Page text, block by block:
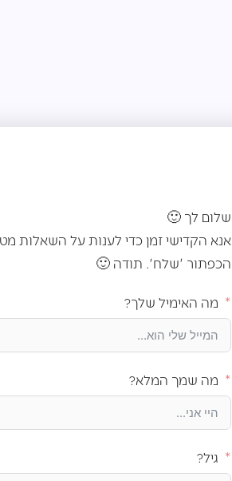
שלום לך 🙂
אנא הקדישי זמן כדי לענות על השאלות
הכפתור 'שלח'. תודה 🙂
מה האימיל שלך?
מה שמך המלא?
גיל?